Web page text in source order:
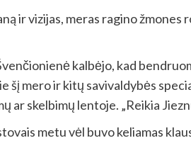
ir vizijas, meras ragino
kalbėjo, kad
šį mero ir kitų savivaldybės
ar skelbimų lentoje. „Reikia
metu vėl buvo keliamas